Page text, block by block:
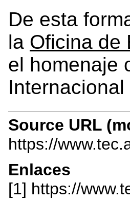
De esta
la Oficina de
el homenaje
Source URL
https://
Enlaces
[1] https://